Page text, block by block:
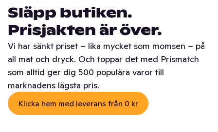
Släpp butiken.
Prisjakten är över.
Vi har sänkt priset – lika mycket som momsen – på
all mat och dryck. Och toppar det med Prismatch
som alltid ger dig 500 populära varor till
marknadens lägsta pris.
Klicka hem med leverans från 0 kr